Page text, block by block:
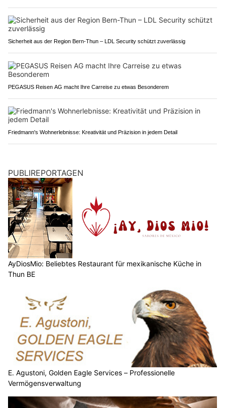
Sicherheit aus der Region Bern-Thun – LDL Security schützt zuverlässig
PEGASUS Reisen AG macht Ihre Carreise zu etwas Besonderem
Friedmann's Wohnerlebnisse: Kreativität und Präzision in jedem Detail
PUBLIREPORTAGEN
AyDiosMio: Beliebtes Restaurant für mexikanische Küche in
Thun BE
E. Agustoni, Golden Eagle Services – Professionelle
Vermögensverwaltung